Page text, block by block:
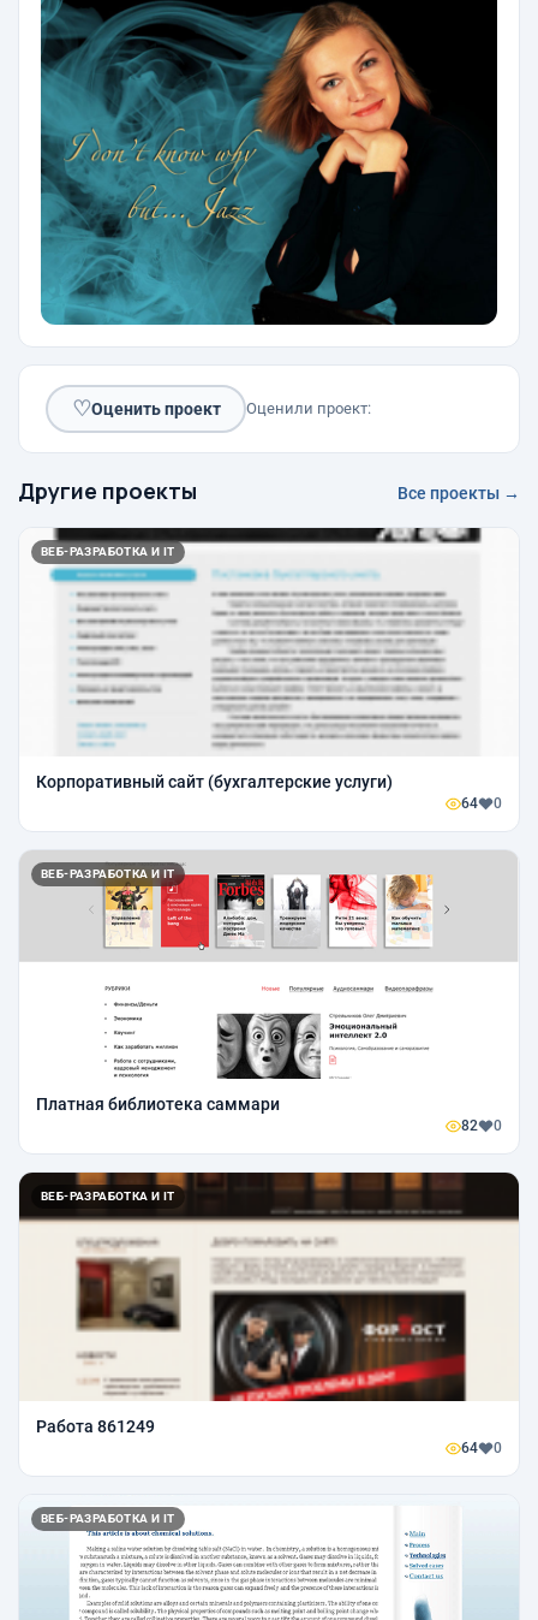
♡Оценить проект Оценили проект:
Другие проекты Все проекты →
ВЕБ-РАЗРАБОТКА И IT
Корпоративный сайт (бухгалтерские услуги)
64 0
ВЕБ-РАЗРАБОТКА И IT
Платная библиотека саммари
82 0
ВЕБ-РАЗРАБОТКА И IT
Работа 861249
64 0
ВЕБ-РАЗРАБОТКА И IT